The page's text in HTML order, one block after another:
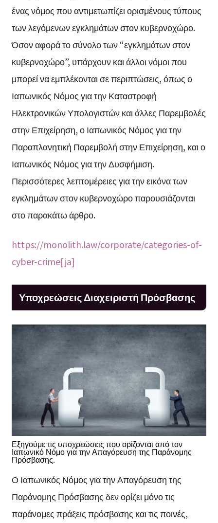
ένας νόμος που αντιμετωπίζει ορισμένους τύπους
των λεγόμενων εγκλημάτων στον κυβερνοχώρο.
Όσον αφορά το σύνολο των “εγκλημάτων στον
κυβερνοχώρο”, υπάρχουν και άλλοι νόμοι που
μπορεί να εμπλέκονται σε περιπτώσεις, όπως ο
Ιαπωνικός Νόμος για την Καταστροφή
Ηλεκτρονικών Υπολογιστών και άλλες Παρεμβολές
στην Επιχείρηση, ο Ιαπωνικός Νόμος για την
Παραπλανητική Παρεμβολή στην Επιχείρηση, και ο
Ιαπωνικός Νόμος για την Δυσφήμιση.
Περισσότερες λεπτομέρειες για την εικόνα των
εγκλημάτων στον κυβερνοχώρο παρουσιάζονται
στο παρακάτω άρθρο.
https://monolith.law/corporate/categories-of-
cyber-crime[ja]
Υποχρεώσεις Διαχειριστή Πρόσβασης
Εξηγούμε τις υποχρεώσεις που ορίζονται από τον
Ιαπωνικό Νόμο για την Απαγόρευση της Παράνομης
Πρόσβασης.
Ο Ιαπωνικός Νόμος για την Απαγόρευση της
Παράνομης Πρόσβασης δεν ορίζει μόνο τις
παράνομες πράξεις πρόσβασης και τις ποινές,